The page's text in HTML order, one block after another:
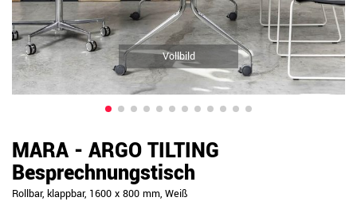
Vollbild
MARA - ARGO TILTING
Besprechnungstisch
Rollbar, klappbar, 1600 x 800 mm, Weiß